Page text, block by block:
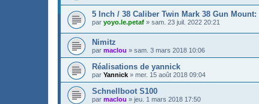
5 Inch / 38 Caliber Twin Mark 38 Gun
par yoyo.le.petaf » sam. 23 juil. 2022 20:21
Nimitz
par maclou » sam. 3 mars 2018 10:06
Réalisations de yannick
par Yannick » mer. 15 août 2018 09:04
Schnellboot S100
par maclou » jeu. 1 mars 2018 17:50